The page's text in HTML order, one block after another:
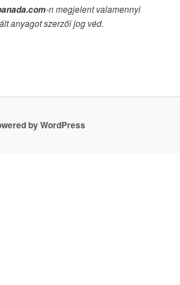
-n megjelent valamennyi
anyagot szerzői jog véd.
by WordPress